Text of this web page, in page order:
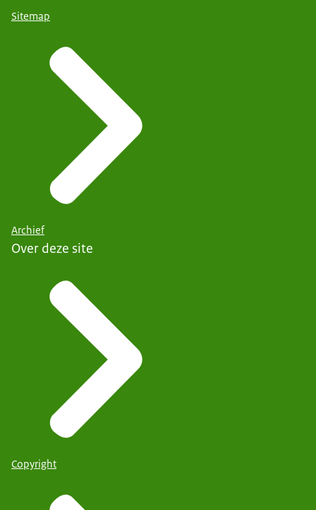
Sitemap
Archief
Over deze site
Copyright